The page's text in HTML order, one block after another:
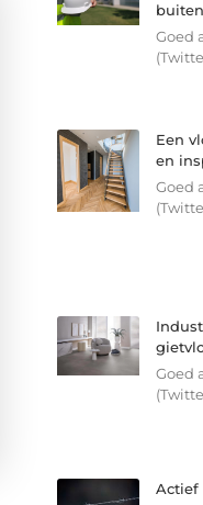
Goed
Een
en
Goed
Goed
Actief